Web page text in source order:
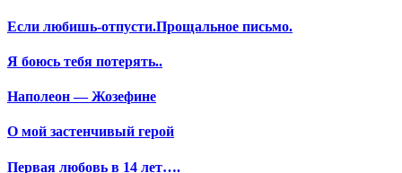
Если любишь-отпусти.Прощальное письмо.
Я боюсь тебя потерять..
Наполеон — Жозефине
О мой застенчивый герой
Первая любовь в 14 лет….